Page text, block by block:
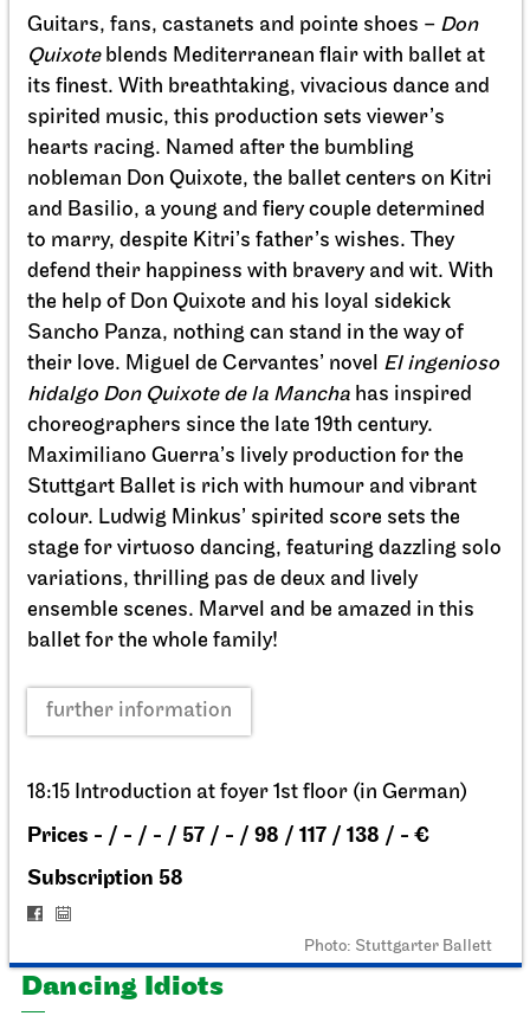
Stuttgart Ballet Opernhaus
The Nutcracker
12.12.2026
19:00 - 21:15
Sun, 13.12.2026
Staatsoper Stuttgart
18:00